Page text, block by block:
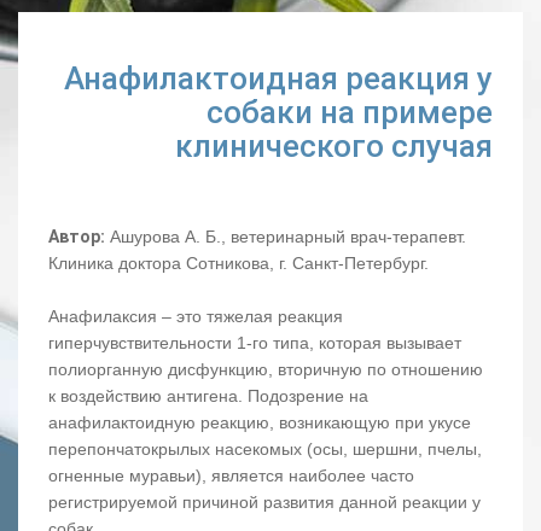
Анафилактоидная реакция у
собаки на примере
клинического случая
Автор: Ашурова А. Б., ветеринарный врач-терапевт.
Клиника доктора Сотникова, г. Санкт-Петербург.
Анафилаксия – это тяжелая реакция
гиперчувствительности 1-го типа, которая вызывает
полиорганную дисфункцию, вторичную по отношению
к воздействию антигена. Подозрение на
анафилактоидную реакцию, возникающую при укусе
перепончатокрылых насекомых (осы, шершни, пчелы,
огненные муравьи), является наиболее часто
регистрируемой причиной развития данной реакции у